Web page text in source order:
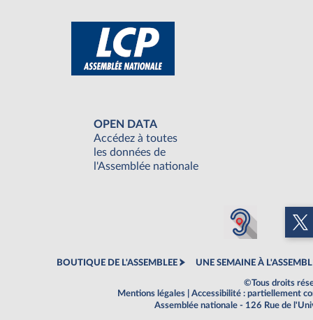
OPEN DATA
Accédez à toutes
les données de
l'Assemblée nationale
BOUTIQUE DE L'ASSEMBLEE UNE SEMAINE À
©Tous droits
Mentions légales
Accessibilité : partiellement
Assemblée nationale - 126 Rue de